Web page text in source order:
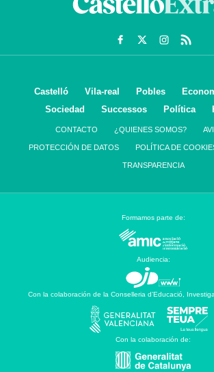
Castelló Vila-real Pobles
Sociedad
Successos Política
CONTACTO ¿QUIENES SOMOS?
PROTECCIÓN DE DATOS POLÍTICA DE
TRANSPARENCIA
Formamos parte de:
Audiencia:
Con la colaboración de la Conselleria d’Educació,
Con la colaboración de: